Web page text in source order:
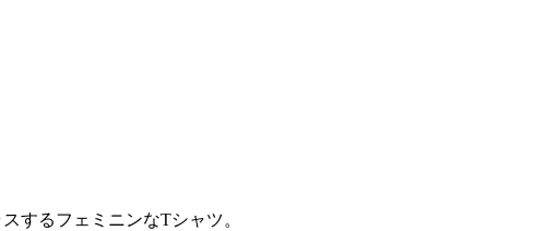
するフェミニンなTシャツ。